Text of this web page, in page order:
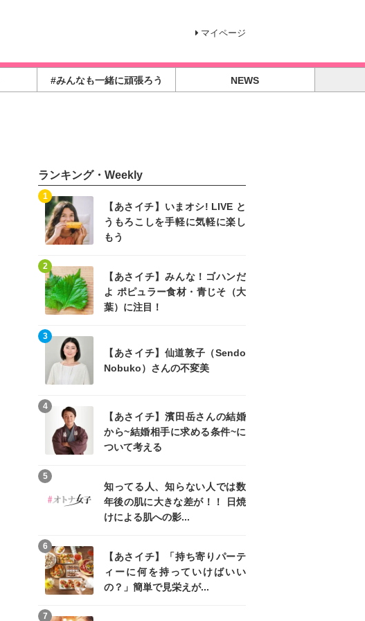
マイページ
#みんなも一緒に頑張ろう NEWS
ランキング・Weekly
【あさイチ】いまオシ! LIVE と
うもろこしを手軽に気軽に楽し
もう
1
【あさイチ】みんな！ゴハンだ
よ ポピュラー食材・青じそ（大
葉）に注目！
2
【あさイチ】仙道敦子（Sendo
Nobuko）さんの不変美
3
【あさイチ】濱田岳さんの結婚
から~結婚相手に求める条件~に
ついて考える
4
知ってる人、知らない人では数
年後の肌に大きな差が！！ 日焼
けによる肌への影...
5
【あさイチ】「持ち寄りパーテ
ィーに何を持っていけばいい
の？」簡単で見栄えが...
6
7